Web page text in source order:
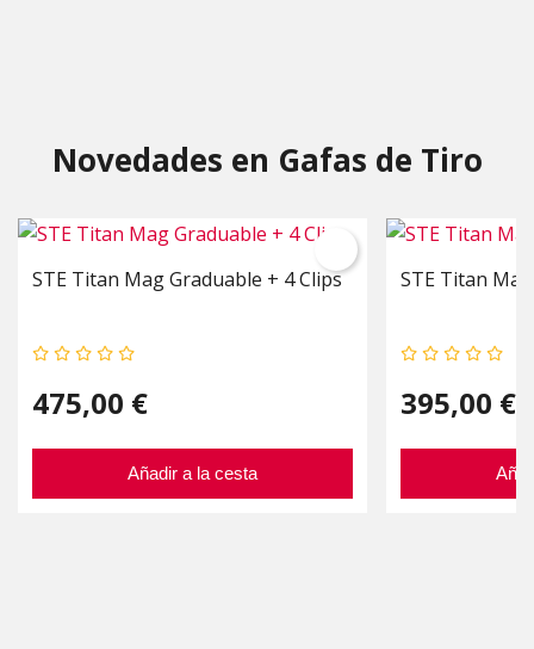
Novedades en Gafas de Tiro
STE Titan Mag Graduable + 4 Clips
475,00 €
Añadir a la cesta
STE Titan
395,00 €